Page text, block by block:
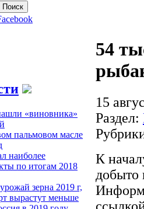
«виновника»
пальмовом масле
наиболее
по итогам 2018
зерна 2019 г,
вырастут меньше
54
15
Раздел:
К
добыто